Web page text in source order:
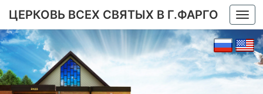
ЦЕРКОВЬ ВСЕХ СВЯТЫХ В Г.ФАРГО